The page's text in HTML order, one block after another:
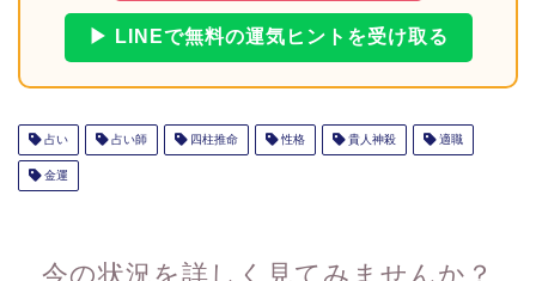
▶ LINEで無料の運気ヒントを受け取る
占い 占い師 四柱推命 性格 貴人神殺 適職
金運
今の状況を詳しく見てみませんか？